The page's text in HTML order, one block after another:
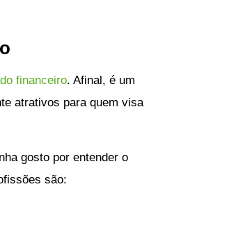
financeiro. Afinal, é um
atrativos para quem visa
gosto por entender o
são: